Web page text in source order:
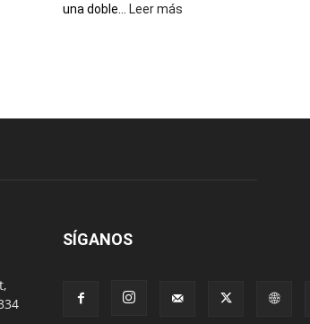
una doble...
Leer más
presenta
SÍGANOS